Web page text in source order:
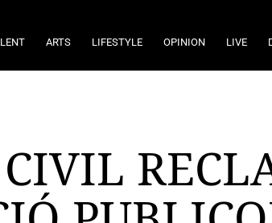
ARTS LIFESTYLE OPINION LIVE